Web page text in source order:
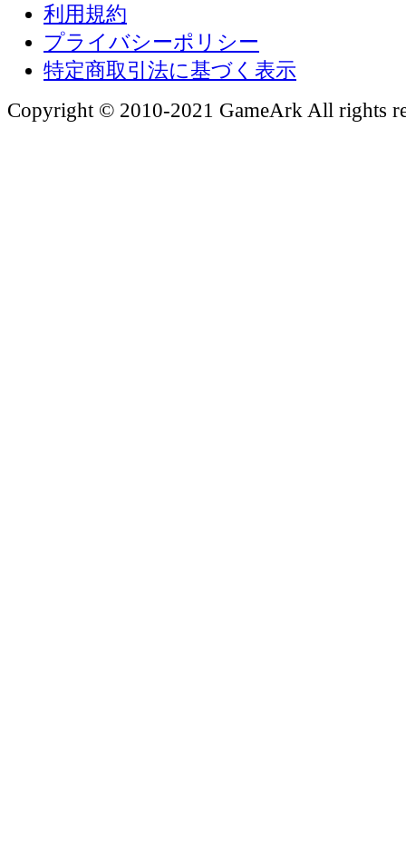
利用規約
プライバシーポリシー
特定商取引法に基づく表示
Copyright © 2010-2021 GameArk All rights